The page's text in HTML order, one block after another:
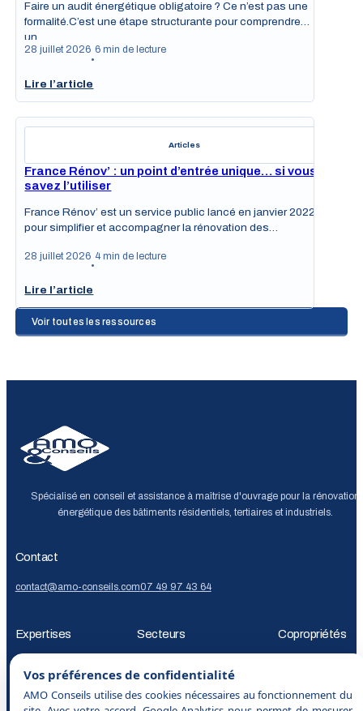
Faire un audit énergétique obligatoire ? Ce n’est pas une
formalité.C’est une étape structurante pour comprendre
un…
28 juillet 2026
•
6 min de lecture
Lire l’article
Articles
France Rénov’ : un point d’entrée unique… si vous
savez l’utiliser
France Rénov’ est un service public lancé en janvier 2022
pour simplifier et accompagner la rénovation des…
28 juillet 2026
•
4 min de lecture
Lire l’article
Voir toutes les ressources
Vos préférences de confidentialité
AMO Conseils utilise des cookies nécessaires au fonctionnement du
Spécialisé en conseil et assistance à maîtrise d'ouvrage pour la rénovation
énergétique des bâtiments résidentiels, tertiaires et industriels.
Contact
contact@amo-conseils.com07 49 97 43 64
Expertises
tertiaire Décret
BACSBilan
Secteurs
sociauxCollectivitésFoncières
et investisseursImmobilier
Copropriétés
énergétique